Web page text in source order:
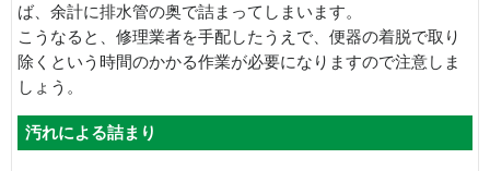
ば、余計に排水管の奥で詰まってしまいます。
こうなると、修理業者を手配したうえで、便器の着脱で取り
除くという時間のかかる作業が必要になりますので注意しま
しょう。
汚れによる詰まり